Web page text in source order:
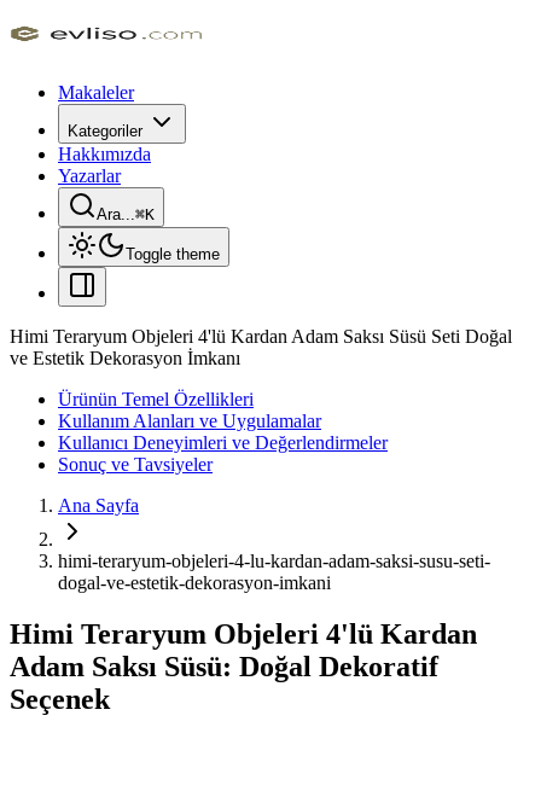
Makaleler
Kategoriler
Hakkımızda
Yazarlar
Ara...⌘K
Toggle theme
Himi Teraryum Objeleri 4'lü Kardan Adam Saksı Süsü Seti Doğal
ve Estetik Dekorasyon İmkanı
Ürünün Temel Özellikleri
Kullanım Alanları ve Uygulamalar
Kullanıcı Deneyimleri ve Değerlendirmeler
Sonuç ve Tavsiyeler
Ana Sayfa
himi-teraryum-objeleri-4-lu-kardan-adam-saksi-susu-seti-
dogal-ve-estetik-dekorasyon-imkani
Himi Teraryum Objeleri 4'lü Kardan
Adam Saksı Süsü: Doğal Dekoratif
Seçenek